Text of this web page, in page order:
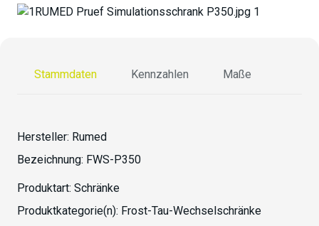
Stammdaten Kennzahlen Maße
Hersteller: Rumed
Bezeichnung: FWS-P350
Produktart: Schränke
Produktkategorie(n): Frost-Tau-Wechselschränke